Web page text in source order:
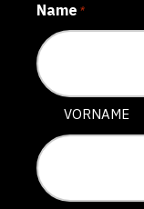
Name *
VORNAME